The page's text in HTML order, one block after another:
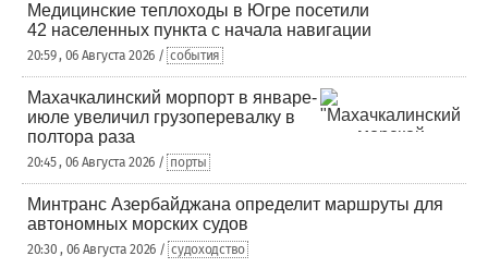
Медицинские теплоходы в Югре посетили
42 населенных пункта с начала навигации
20:59 , 06 Августа 2026 / события
Махачкалинский морпорт в январе-
июле увеличил грузоперевалку в
полтора раза
20:45 , 06 Августа 2026 / порты
Минтранс Азербайджана определит маршруты для
автономных морских судов
20:30 , 06 Августа 2026 / судоходство